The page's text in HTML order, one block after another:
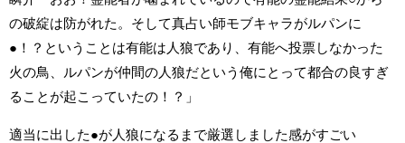
の破綻は防がれた。そして真占い師モブキャラがルパンに
●！？ということは有能は人狼であり、有能へ投票しなかった
火の鳥、ルパンが仲間の人狼だという俺にとって都合の良すぎ
ることが起こっていたの！？」
適当に出した●が人狼になるまで厳選しました感がすごい